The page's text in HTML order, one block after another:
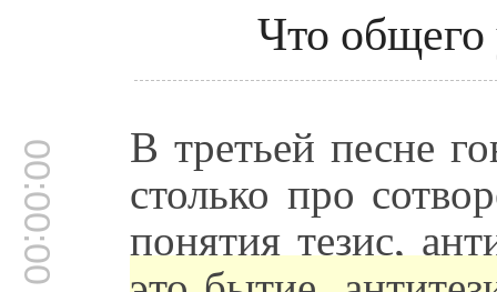
Что общего
00:00:00 В третьей песне
столько про
понятия тезис,